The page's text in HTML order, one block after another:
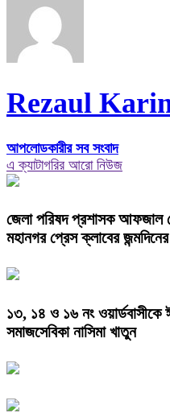
Rezaul
আপলোডকারীর সব সংবাদ
এ ক্যাটাগরির আরো নিউজ
জেলা পরিষদ প্রশাসক আফজাল
মহানগর প্রেস ক্লাবের
১৩, ১৪ ও ১৬ নং
সমাজসেবিকা নাসিমা খাতুন